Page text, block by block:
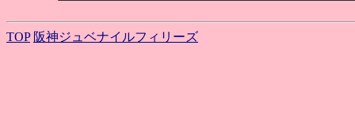
TOP 阪神ジュベナイルフィリーズ